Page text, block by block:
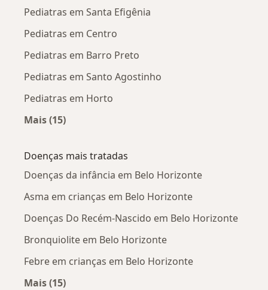
Pediatras em Santa Efigênia
Pediatras em Centro
Pediatras em Barro Preto
Pediatras em Santo Agostinho
Pediatras em Horto
Mais (15)
Doenças mais tratadas
Doenças da infância em Belo Horizonte
Asma em crianças em Belo Horizonte
Doenças Do Recém-Nascido em Belo Horizonte
Bronquiolite em Belo Horizonte
Febre em crianças em Belo Horizonte
Mais (15)